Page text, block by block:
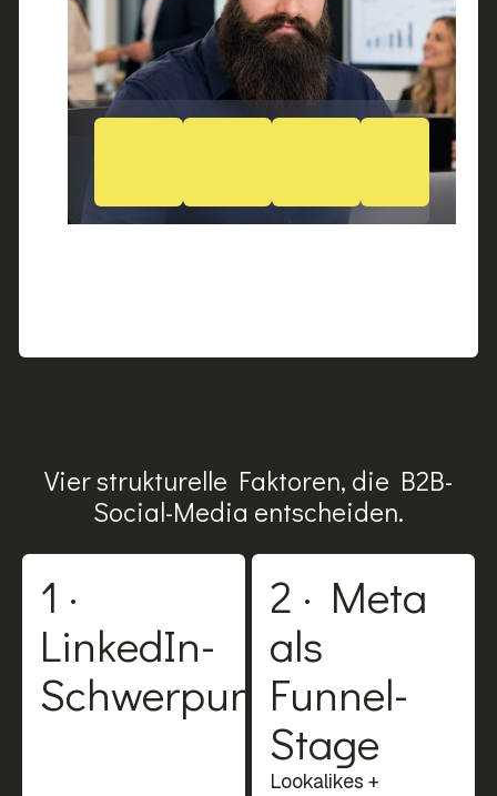
Vier strukturelle Faktoren, die B2B-
Social-Media entscheiden.
1 ·
LinkedIn-
Schwerpunkt
2 · Meta
als
Funnel-
Stage
Lookalikes +